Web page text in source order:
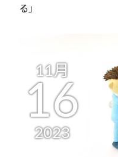
る」
11月
16
2023